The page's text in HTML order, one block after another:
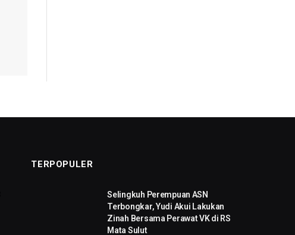
TERPOPULER
Selingkuh Perempuan ASN
Terbongkar, Yudi Akui Lakukan
Zinah Bersama Perawat VK di RS
Mata Sulut